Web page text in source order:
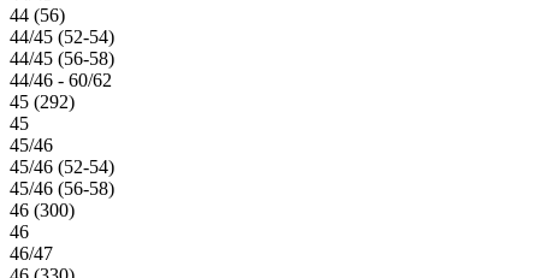
44 (56)
44/45 (52-54)
44/45 (56-58)
44/46 - 60/62
45 (292)
45
45/46
45/46 (52-54)
45/46 (56-58)
46 (300)
46
46/47